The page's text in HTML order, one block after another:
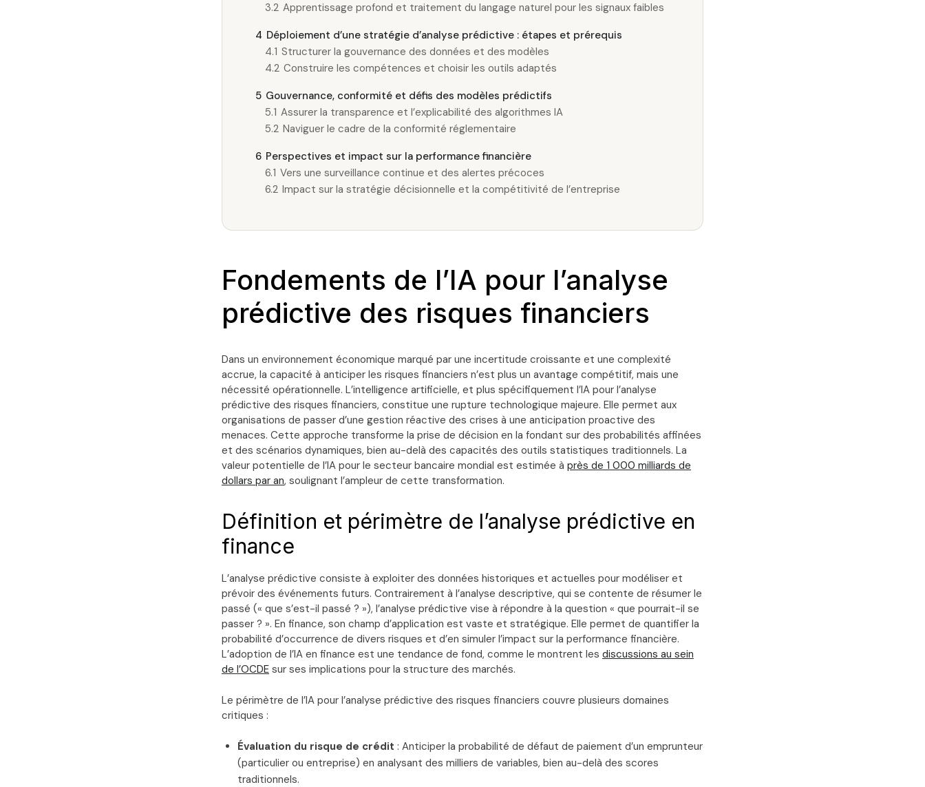
3.2 Apprentissage profond et traitement du langage naturel pour les signaux faibles
4 Déploiement d’une stratégie d’analyse prédictive : étapes et prérequis
4.1 Structurer la gouvernance des données et des modèles
4.2 Construire les compétences et choisir les outils adaptés
5 Gouvernance, conformité et défis des modèles prédictifs
5.1 Assurer la transparence et l’explicabilité des algorithmes IA
5.2 Naviguer le cadre de la conformité réglementaire
6 Perspectives et impact sur la performance financière
6.1 Vers une surveillance continue et des alertes précoces
6.2 Impact sur la stratégie décisionnelle et la compétitivité de l’entreprise
Fondements de l’IA pour l’analyse
prédictive des risques financiers
Dans un environnement économique marqué par une incertitude croissante et une complexité
accrue, la capacité à anticiper les risques financiers n’est plus un avantage compétitif, mais une
nécessité opérationnelle. L’intelligence artificielle, et plus spécifiquement l’IA pour l’analyse
prédictive des risques financiers, constitue une rupture technologique majeure. Elle permet aux
organisations de passer d’une gestion réactive des crises à une anticipation proactive des
menaces. Cette approche transforme la prise de décision en la fondant sur des probabilités affinées
et des scénarios dynamiques, bien au-delà des capacités des outils statistiques traditionnels. La
valeur potentielle de l’IA pour le secteur bancaire mondial est estimée à près de 1 000 milliards de
dollars par an, soulignant l’ampleur de cette transformation.
Définition et périmètre de l’analyse prédictive en
finance
L’analyse prédictive consiste à exploiter des données historiques et actuelles pour modéliser et
prévoir des événements futurs. Contrairement à l’analyse descriptive, qui se contente de résumer le
passé (« que s’est-il passé ? »), l’analyse prédictive vise à répondre à la question « que pourrait-il se
passer ? ». En finance, son champ d’application est vaste et stratégique. Elle permet de quantifier la
probabilité d’occurrence de divers risques et d’en simuler l’impact sur la performance financière.
L’adoption de l’IA en finance est une tendance de fond, comme le montrent les discussions au sein
de l’OCDE sur ses implications pour la structure des marchés.
Le périmètre de l’IA pour l’analyse prédictive des risques financiers couvre plusieurs domaines
critiques :
Évaluation du risque de crédit : Anticiper la probabilité de défaut de paiement d’un emprunteur
(particulier ou entreprise) en analysant des milliers de variables, bien au-delà des scores
traditionnels.